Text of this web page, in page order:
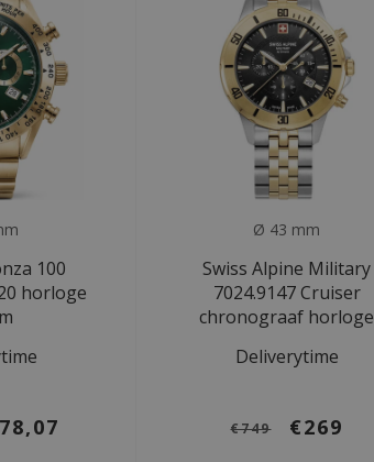
100
horloge
Ø 43 mm
Swiss Alpine Military
7024.9147 Cruiser
chronograaf horloge
Deliverytime
€749 €269